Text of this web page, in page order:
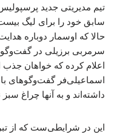
تیم مدیریتی جدید
سابق خود را برای لیگ
حالا که اوسمار دوباره
سرمربی برزیلی در گفت‌وگو
اعلام کرده که خواهان جذب
اسماعیلی‌فر گفت‌وگوهای
داشته‌اند و به آنها چراغ
این در شرایطی‌ست که از